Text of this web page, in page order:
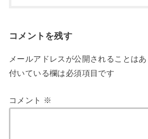
コメントを残す
メールアドレスが公開されることはあ
付いている欄は必須項目です
コメント ※